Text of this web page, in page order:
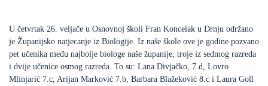
U četvrtak 26. veljače u Osnovnoj školi Fran Koncelak u Drnju održano
je Županijsko natjecanje iz Biologije. Iz naše škole ove je godine pozvano
pet učenika među najbolje biologe naše županije, troje iz sedmog razreda
i dvije učenice osmog razreda. To su: Lana Divjačko, 7.d, Lovro
Mlinjarić 7.c, Arijan Marković 7.b, Barbara Blažeković 8.c i Laura Goll